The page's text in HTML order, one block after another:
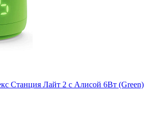
Станция Лайт 2 с Алисой 6Вт (Green)